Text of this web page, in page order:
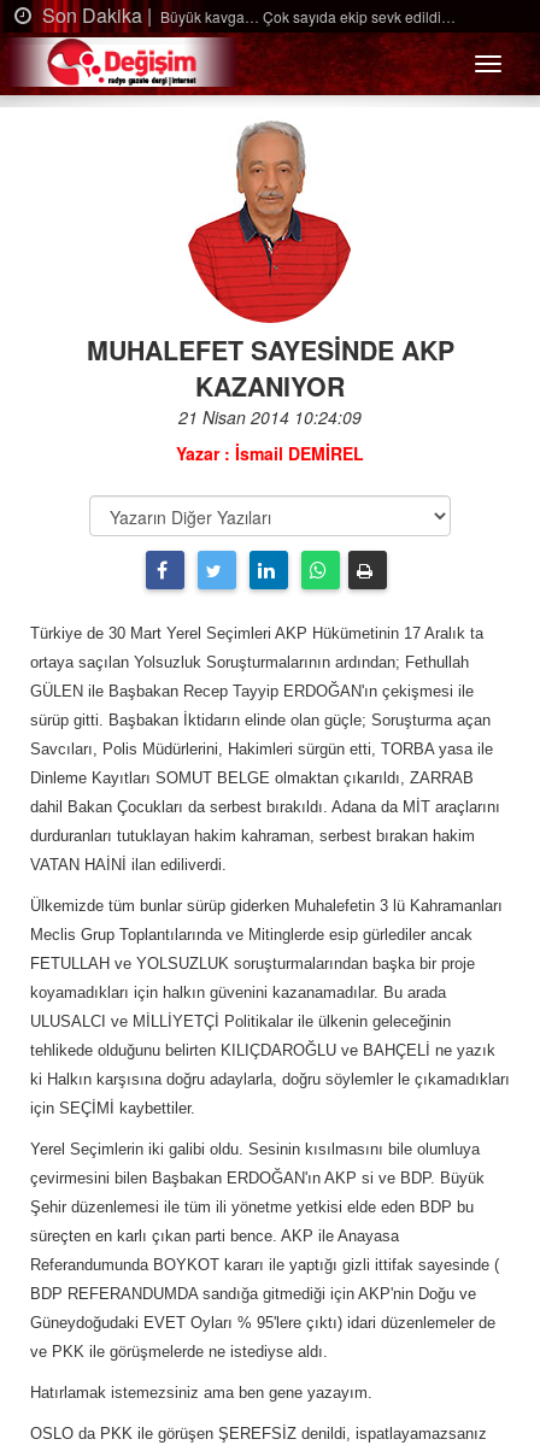
Son Dakika |Ağaçtan düştü…
Menü
MUHALEFET SAYESİNDE AKP
KAZANIYOR
21 Nisan 2014 10:24:09
Yazar : İsmail DEMİREL
Türkiye de 30 Mart Yerel Seçimleri AKP Hükümetinin 17 Aralık ta
ortaya saçılan Yolsuzluk Soruşturmalarının ardından; Fethullah
GÜLEN ile Başbakan Recep Tayyip ERDOĞAN'ın çekişmesi ile
sürüp gitti. Başbakan İktidarın elinde olan güçle; Soruşturma açan
Savcıları, Polis Müdürlerini, Hakimleri sürgün etti, TORBA yasa ile
Dinleme Kayıtları SOMUT BELGE olmaktan çıkarıldı, ZARRAB
dahil Bakan Çocukları da serbest bırakıldı. Adana da MİT araçlarını
durduranları tutuklayan hakim kahraman, serbest bırakan hakim
VATAN HAİNİ ilan ediliverdi.
Ülkemizde tüm bunlar sürüp giderken Muhalefetin 3 lü Kahramanları
Meclis Grup Toplantılarında ve Mitinglerde esip gürlediler ancak
FETULLAH ve YOLSUZLUK soruşturmalarından başka bir proje
koyamadıkları için halkın güvenini kazanamadılar. Bu arada
ULUSALCI ve MİLLİYETÇİ Politikalar ile ülkenin geleceğinin
tehlikede olduğunu belirten KILIÇDAROĞLU ve BAHÇELİ ne yazık
ki Halkın karşısına doğru adaylarla, doğru söylemler le çıkamadıkları
için SEÇİMİ kaybettiler.
Yerel Seçimlerin iki galibi oldu. Sesinin kısılmasını bile olumluya
çevirmesini bilen Başbakan ERDOĞAN'ın AKP si ve BDP. Büyük
Şehir düzenlemesi ile tüm ili yönetme yetkisi elde eden BDP bu
süreçten en karlı çıkan parti bence. AKP ile Anayasa
Referandumunda BOYKOT kararı ile yaptığı gizli ittifak sayesinde (
BDP REFERANDUMDA sandığa gitmediği için AKP'nin Doğu ve
Güneydoğudaki EVET Oyları % 95'lere çıktı) idari düzenlemeler de
ve PKK ile görüşmelerde ne istediyse aldı.
Hatırlamak istemezsiniz ama ben gene yazayım.
OSLO da PKK ile görüşen ŞEREFSİZ denildi, ispatlayamazsanız